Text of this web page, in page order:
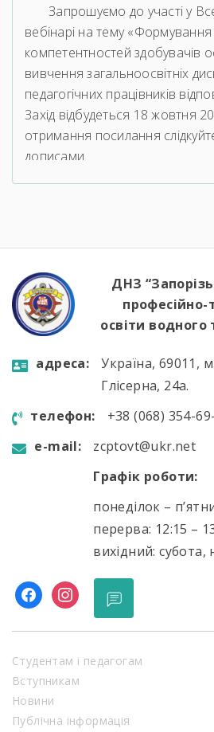
Запрошуємо до участі у
вебінарі на тему
компетентностей здобувачів
вивчення загальноосвітніх
педагогічних працівників
Захід відбудеться 18 жовтня
отримання посилання
дописами.
ДНЗ
професійно-
освіти водного
aдресa:
Україна, 69011,
Глісерна, 24а.
телефон:
+38 (068) 354-
e-mail:
zcptovt@ukr.net
Графік роботи:
понеділок –
перерва: 12:15 –
вихідний: субота,
facebookinstagram
Студентам і педагогам
Вступникам
Новини
Публічна інформація